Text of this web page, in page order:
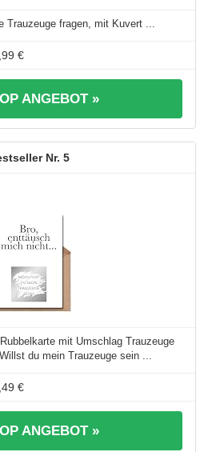
Trauzeuge fragen, mit Kuvert ...
€
ANGEBOT »
5
mit Umschlag Trauzeuge
du mein Trauzeuge sein ...
€
ANGEBOT »